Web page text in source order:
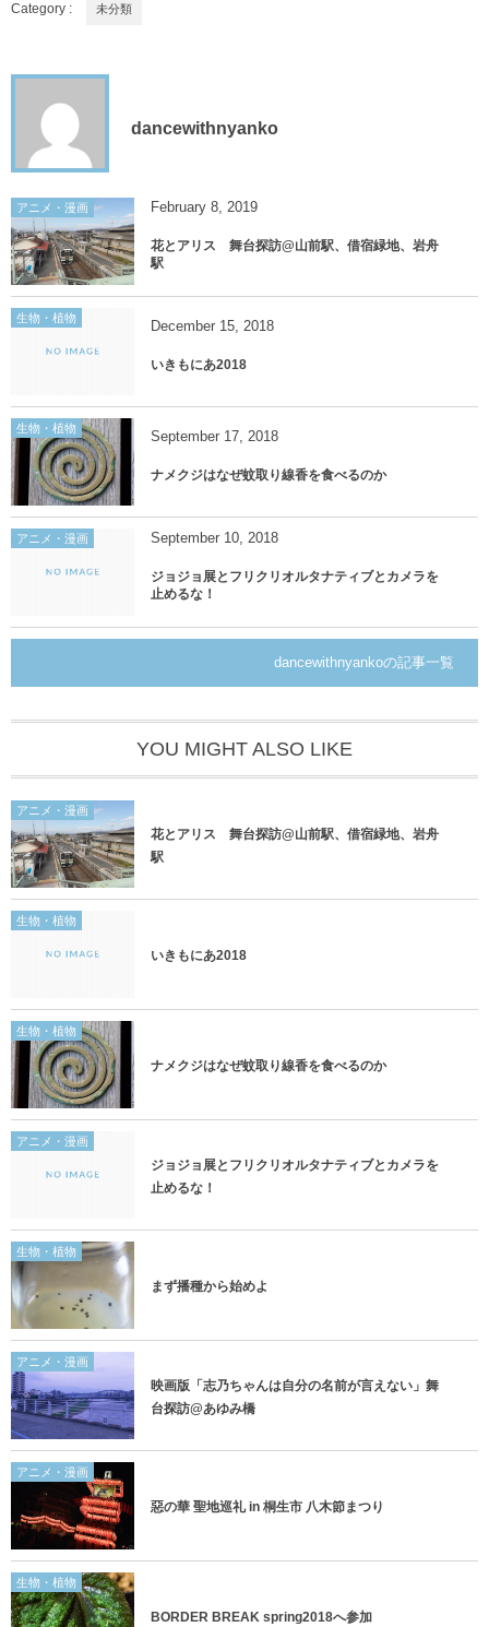
Category : 未分類
dancewithnyanko
アニメ・漫画 February 8 2019
花とアリス 舞台探訪@山前駅、借宿緑地、岩舟
駅
生物・植物 December 15 2018
いきもにあ2018
生物・植物 September 17 2018
ナメクジはなぜ蚊取り線香を食べるのか
アニメ・漫画 September 10 2018
ジョジョ展とフリクリオルタナティブとカメラを
止めるな！
dancewithnyankoの記事一覧
YOU MIGHT ALSO LIKE
アニメ・漫画
花とアリス 舞台探訪@山前駅、借宿緑地、岩舟
駅
生物・植物
いきもにあ2018
生物・植物
ナメクジはなぜ蚊取り線香を食べるのか
アニメ・漫画
ジョジョ展とフリクリオルタナティブとカメラを
止めるな！
生物・植物
まず播種から始めよ
アニメ・漫画
映画版「志乃ちゃんは自分の名前が言えない」舞
台探訪@あゆみ橋
アニメ・漫画
惡の華 聖地巡礼 in 桐生市 八木節まつり
生物・植物
BORDER BREAK spring2018へ参加